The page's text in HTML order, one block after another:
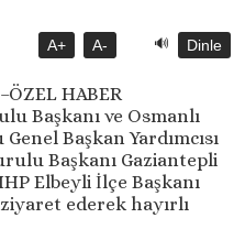
A+ A- 🔊 Dinle
HABER
Başkanı ve Osmanlı
Başkan Yardımcısı
Başkanı Gaziantepli
Elbeyli İlçe Başkanı
ederek hayırlı